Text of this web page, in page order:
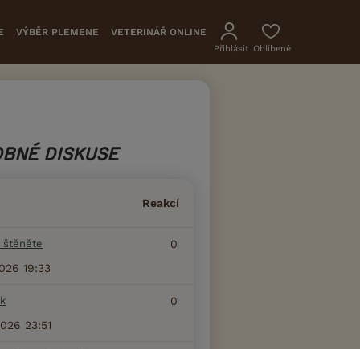
VÝBĚR PLEMENE VETERINÁŘ ONLINE
Přihlásit Oblíbené
DISKUSE
Reakcí
štěněte
0
19:33
0
23:51